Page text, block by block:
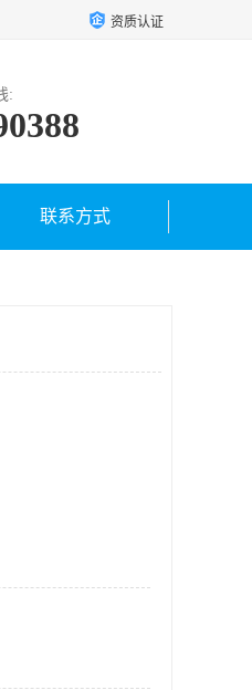
资质认证
:
联系方式